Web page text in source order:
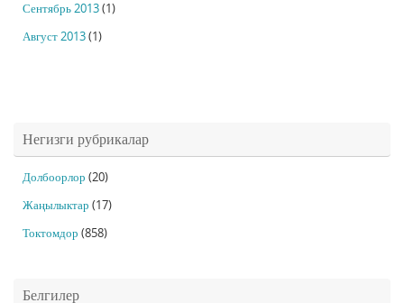
Сентябрь 2013(1)
Август 2013(1)
Негизги рубрикалар
Долбоорлор (20)
Жаңылыктар (17)
Токтомдор (858)
Белгилер